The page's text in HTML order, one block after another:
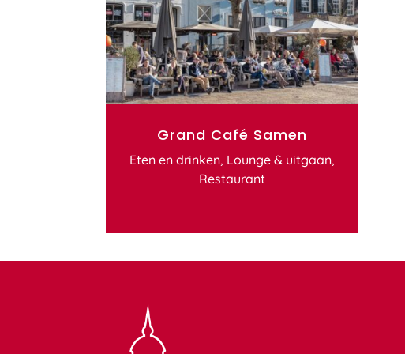
Grand Café Samen
Eten en drinken, Lounge & uitgaan,
Restaurant